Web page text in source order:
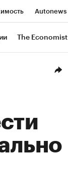
Autonews
Визионеры
The Economist